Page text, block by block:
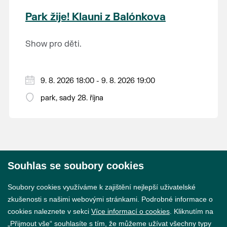
krajina na světě, která je zapsána na Seznam
světového přírodního a kulturního dědictví
Park žije! Klauni z Balónkova
Show pro děti.
9. 8. 2026 18:00 - 9. 8. 2026 19:00
park, sady 28. října
Souhlas se soubory cookies
Soubory cookies využíváme k zajištění nejlepší uživatelské
zkušenosti s našimi webovými stránkami. Podrobné informace o
cookies naleznete v sekci Více informací o cookies . Kliknutím na
„Přijmout vše“ souhlasíte s tím, že můžeme užívat všechny typy